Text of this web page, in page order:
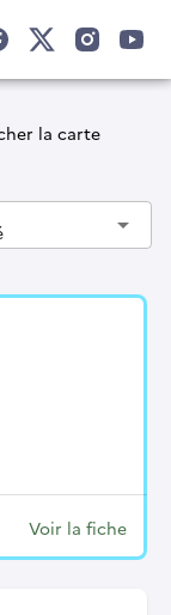
la carte
arrow_drop_down
Voir la fiche